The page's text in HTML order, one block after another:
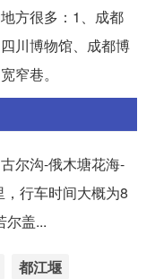
方很多：1、成都
川博物馆、成都博
窄巷。
尔沟-俄木塘花海-
行车时间大概为8
尔盖...
都江堰